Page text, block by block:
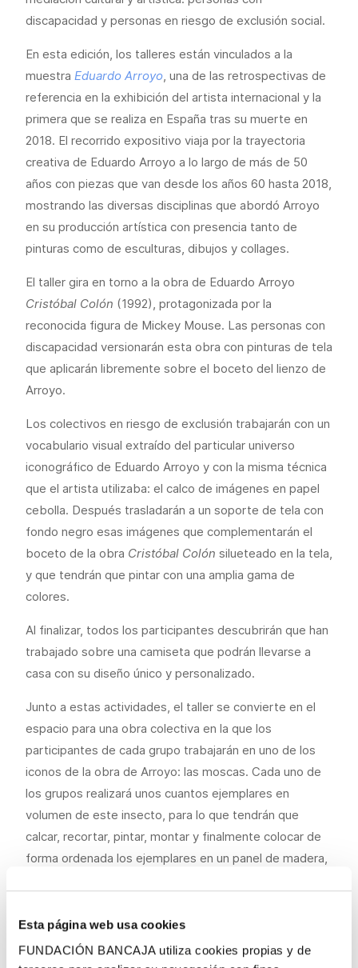
Esta página web usa cookies
FUNDACIÓN BANCAJA utiliza cookies propias y de
discapacidad y personas en riesgo de exclusión social.
En esta edición, los talleres están vinculados a la
muestra Eduardo Arroyo, una de las retrospectivas de
referencia en la exhibición del artista internacional y la
primera que se realiza en España tras su muerte en
2018. El recorrido expositivo viaja por la trayectoria
creativa de Eduardo Arroyo a lo largo de más de 50
años con piezas que van desde los años 60 hasta 2018,
mostrando las diversas disciplinas que abordó Arroyo
en su producción artística con presencia tanto de
pinturas como de esculturas, dibujos y collages.
El taller gira en torno a la obra de Eduardo Arroyo
Cristóbal Colón (1992), protagonizada por la
reconocida figura de Mickey Mouse. Las personas con
discapacidad versionarán esta obra con pinturas de tela
que aplicarán libremente sobre el boceto del lienzo de
Arroyo.
Los colectivos en riesgo de exclusión trabajarán con un
vocabulario visual extraído del particular universo
iconográfico de Eduardo Arroyo y con la misma técnica
que el artista utilizaba: el calco de imágenes en papel
cebolla. Después trasladarán a un soporte de tela con
fondo negro esas imágenes que complementarán el
boceto de la obra Cristóbal Colón silueteado en la tela,
y que tendrán que pintar con una amplia gama de
colores.
Al finalizar, todos los participantes descubrirán que han
trabajado sobre una camiseta que podrán llevarse a
casa con su diseño único y personalizado.
Junto a estas actividades, el taller se convierte en el
espacio para una obra colectiva en la que los
participantes de cada grupo trabajarán en uno de los
iconos de la obra de Arroyo: las moscas. Cada uno de
los grupos realizará unos cuantos ejemplares en
volumen de este insecto, para lo que tendrán que
calcar, recortar, pintar, montar y finalmente colocar de
forma ordenada los ejemplares en un panel de madera,
Los talleres se realizan de lunes a jueves en dos
sesiones, una a las 10 y otra a las 11:30 h. Existe la